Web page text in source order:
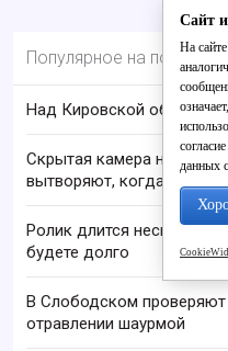
Популярное на портале
Над Кировской
Скрытая камера на
вытворяют, когда их не
Ролик длится несколько
будете долго
В Слободском
отравлении шаурмой
Сайт
На
данных